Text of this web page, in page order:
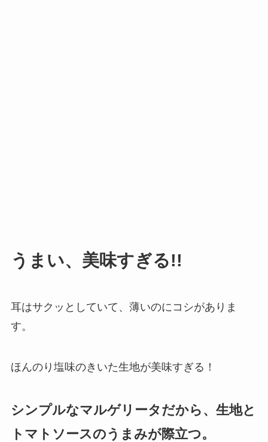
うまい、美味すぎる!!
耳はサクッとしていて、薄いのにコシがありま
す。
ほんのり塩味のきいた生地が美味すぎる！
シンプルなマルゲリータだから、生地と
トマトソースのうまみが際立つ。